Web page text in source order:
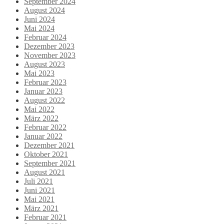
August 2024
Juni 2024
Mai 2024
Februar 2024
Dezember 2023
November 2023
August 2023
Mai 2023
Februar 2023
Januar 2023
August 2022
Mai 2022
März 2022
Februar 2022
Januar 2022
Dezember 2021
Oktober 2021
September 2021
August 2021
Juli 2021
Juni 2021
Mai 2021
März 2021
Februar 2021